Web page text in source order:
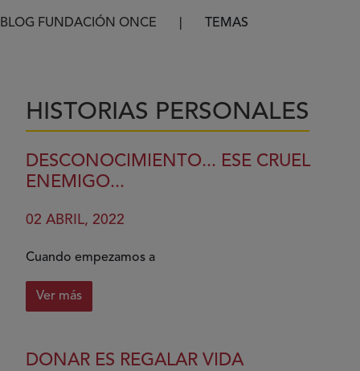
Ruta de navegación
BLOG FUNDACIÓN ONCE TEMAS
HISTORIAS PERSONALES
DESCONOCIMIENTO... ESE CRUEL
ENEMIGO...
02 ABRIL, 2022
Cuando empezamos a
Ver más
sobre
ese
DONAR ES REGALAR VIDA